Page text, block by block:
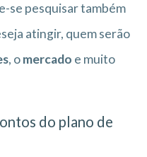
se pesquisar também
atingir, quem serão
, omercado e muito
do plano de